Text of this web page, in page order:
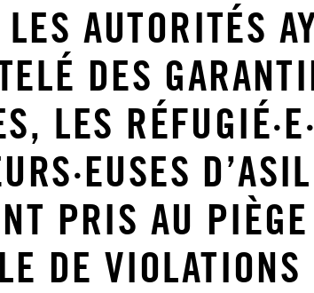
AUTORITÉS
DES
LES
PRIS AU PIÈGE
DE VIOLATIONS